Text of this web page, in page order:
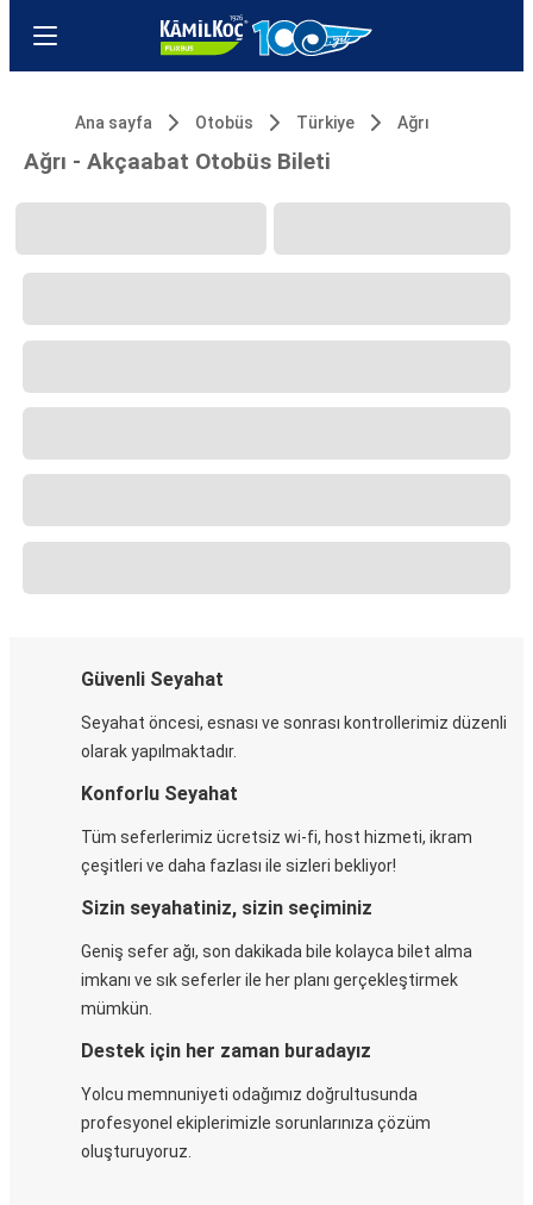
Ana sayfa Otobüs Türkiye Ağrı
Ağrı - Akçaabat Otobüs Bileti
Güvenli Seyahat
Seyahat öncesi, esnası ve sonrası kontrollerimiz düzenli
olarak yapılmaktadır.
Konforlu Seyahat
Tüm seferlerimiz ücretsiz wi-fi, host hizmeti, ikram
çeşitleri ve daha fazlası ile sizleri bekliyor!
Sizin seyahatiniz, sizin seçiminiz
Geniş sefer ağı, son dakikada bile kolayca bilet alma
imkanı ve sık seferler ile her planı gerçekleştirmek
mümkün.
Destek için her zaman buradayız
Yolcu memnuniyeti odağımız doğrultusunda
profesyonel ekiplerimizle sorunlarınıza çözüm
oluşturuyoruz.